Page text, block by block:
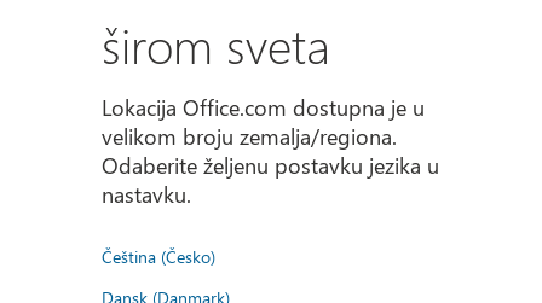
širom sveta
Lokacija Office.com dostupna je u
velikom broju zemalja/regiona.
Odaberite željenu postavku jezika u
nastavku.
Čeština (Česko)
Dansk (Danmark)